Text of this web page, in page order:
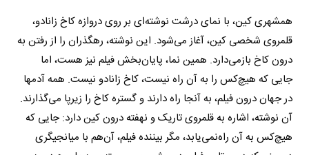
همشهری کین، با نمای درشت نوشته‌ای بر روی دروازه کاخ زانادو،
قلمروی شخصی کین، آغاز می‌شود. این نوشته، رهگذران را از رفتن به
درون کاخ بازمی‌دارد. همین نما، پایان‌بخش فیلم نیز هست، اما
جایی که هیچ‌کس را به آن راه نیست، کاخ زانادو نیست. همه آدمها
در جهان درون فیلم، به آنجا راه دارند و گستره کاخ را زیرپا می‌گذارند.
آن نوشته، اشاره به قلمروی تاریک و نهفته درون کین دارد: جایی که
هیچ‌کس به آن راه‌نمی‌یابد، مگر بیننده فیلم، آن‌هم با میانجیگری